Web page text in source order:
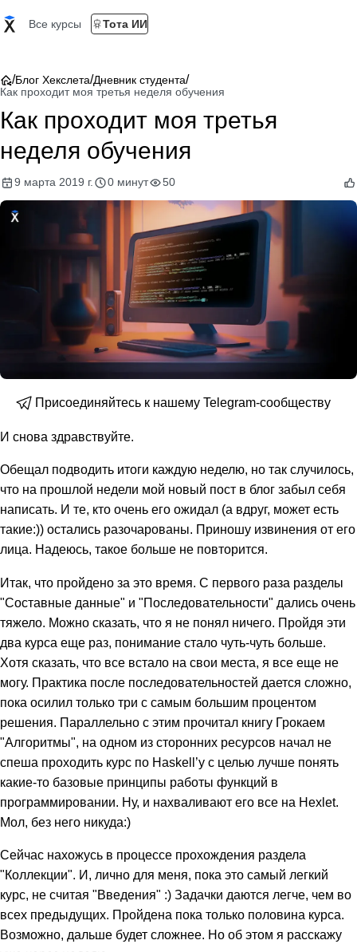
Все курсы Тота ИИ
/Блог Хекслета/Дневник студента/
Как проходит моя третья неделя обучения
Как проходит моя третья
неделя обучения
9 марта 2019 г. 0 минут 50
Присоединяйтесь к нашему Telegram-сообществу
И снова здравствуйте.
Обещал подводить итоги каждую неделю, но так случилось,
что на прошлой недели мой новый пост в блог забыл себя
написать. И те, кто очень его ожидал (а вдруг, может есть
такие:)) остались разочарованы. Приношу извинения от его
лица. Надеюсь, такое больше не повторится.
Итак, что пройдено за это время. С первого раза разделы
"Составные данные" и "Последовательности" дались очень
тяжело. Можно сказать, что я не понял ничего. Пройдя эти
два курса еще раз, понимание стало чуть-чуть больше.
Хотя сказать, что все встало на свои места, я все еще не
могу. Практика после последовательностей дается сложно,
пока осилил только три с самым большим процентом
решения. Параллельно с этим прочитал книгу Грокаем
"Алгоритмы", на одном из сторонних ресурсов начал не
спеша проходить курс по Haskell’у с целью лучше понять
какие-то базовые принципы работы функций в
программировании. Ну, и нахваливают его все на Hexlet.
Мол, без него никуда:)
Сейчас нахожусь в процессе прохождения раздела
"Коллекции". И, лично для меня, пока это самый легкий
курс, не считая "Введения" :) Задачки даются легче, чем во
всех предыдущих. Пройдена пока только половина курса.
Возможно, дальше будет сложнее. Но об этом я расскажу